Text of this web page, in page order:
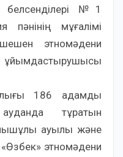
белсенділері №1
пәнінің мұғалімі
этномәдени
186 адамды
тұратын
ауылы және
этномәдени